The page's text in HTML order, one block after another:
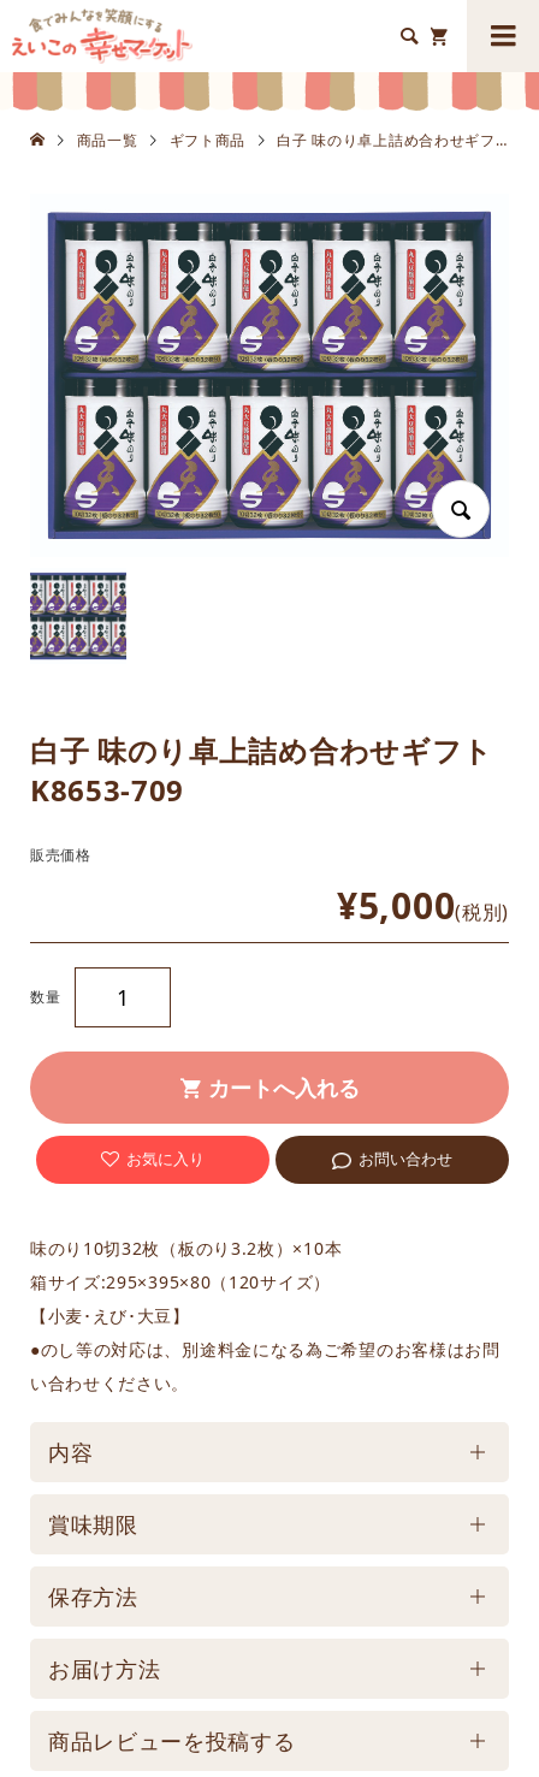


商品一覧 ギフト商品 白子 味のり卓上詰め合わせギフトK8653-709
白子 味のり卓上詰め合わせギフト
K8653-709
味のり10切32枚（板のり3.2枚）×10本
箱サイズ:295×395×80（120サイズ）
【小麦･えび･大豆】
●のし等の対応は、別途料金になる為ご希望のお客様はお問
い合わせください。
販売価格
¥5,000(税別)
数量
お気に入り お問い合わせ
内容
ケース／入数
賞味期限
賞味期限
お届け商品とは異なります。】
保存方法
保存方法
保存は避けてください。
お届け方法
配送方法
商品レビューを投稿する